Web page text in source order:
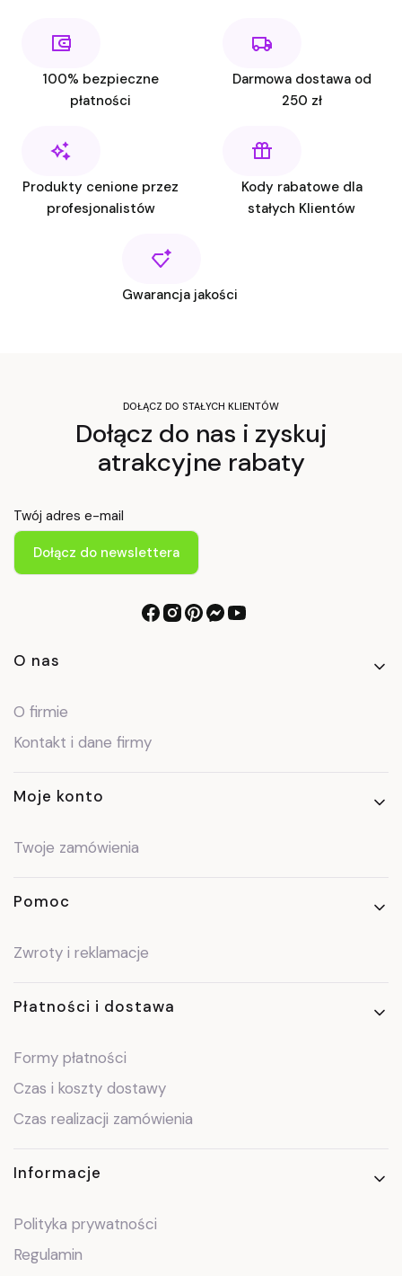
100% bezpieczne
płatności
Darmowa dostawa od
250 zł
Produkty cenione przez
profesjonalistów
Kody rabatowe dla
stałych Klientów
Gwarancja jakości
DOŁĄCZ DO STAŁYCH KLIENTÓW
Dołącz do nas i zyskuj
atrakcyjne rabaty
Twój adres e-mail
Dołącz do newslettera
Linki w stopce
O nas
O firmie
Kontakt i dane firmy
Moje konto
Twoje zamówienia
Pomoc
Zwroty i reklamacje
Płatności i dostawa
Formy płatności
Czas i koszty dostawy
Czas realizacji zamówienia
Informacje
Polityka prywatności
Regulamin